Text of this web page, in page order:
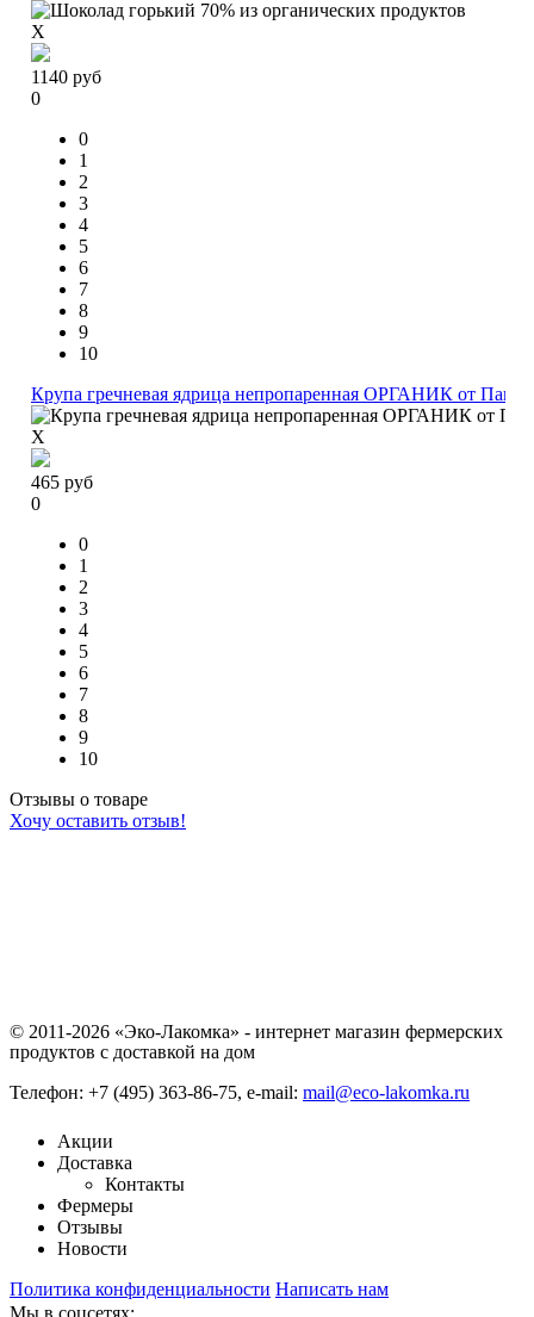
X
1140 руб
0
0
1
2
3
4
5
6
7
8
9
10
Крупа гречневая ядрица непропаренная ОРГАНИК от
X
465 руб
0
0
1
2
3
4
5
6
7
8
9
10
Отзывы о товаре
Хочу оставить отзыв!
© 2011-2026 «Эко-Лакомка» - интернет магазин фермерских
продуктов с доставкой на дом
Телефон: +7 (495) 363-86-75, e-mail: mail@eco-lakomka.ru
Акции
Доставка
Контакты
Фермеры
Отзывы
Новости
Политика конфиденциальности Написать нам
Мы в соцсетях: